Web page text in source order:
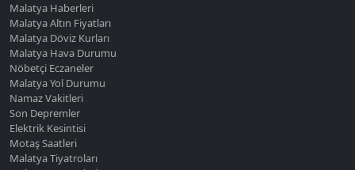
Malatya Haberleri
Malatya Altın Fiyatları
Malatya Döviz Kurları
Malatya Hava Durumu
Nöbetçi Eczaneler
Malatya Yol Durumu
Namaz Vakitleri
Son Depremler
Elektrik Kesintisi
Motaş Saatleri
Malatya Tiyatroları